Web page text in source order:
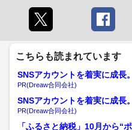
こちらも読まれています
SNSアカウントを着実に成長
PR(Dreaw合同会社)
SNSアカウントを着実に成長
PR(Dreaw合同会社)
「ふるさと納税」10月から“